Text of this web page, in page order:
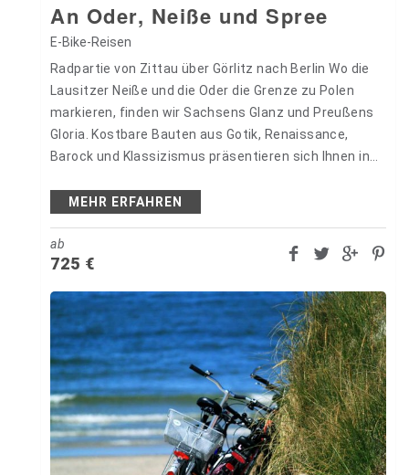
An Oder, Neiße und Spree
E-Bike-Reisen
Radpartie von Zittau über Görlitz nach Berlin Wo die
Lausitzer Neiße und die Oder die Grenze zu Polen
markieren, finden wir Sachsens Glanz und Preußens
Gloria. Kostbare Bauten aus Gotik, Renaissance,
Barock und Klassizismus präsentieren sich Ihnen in
MEHR ERFAHREN
ab
725 €